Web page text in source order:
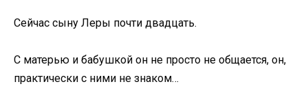
Сейчас сыну Леры почти двадцать.
С матерью и бабушкой он не просто не общается, он,
практически с ними не знаком…